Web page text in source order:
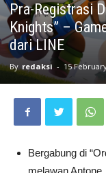
Pra-Registrasi
Knights” –
dari LINE
By redaksi - 15
Bergabung di